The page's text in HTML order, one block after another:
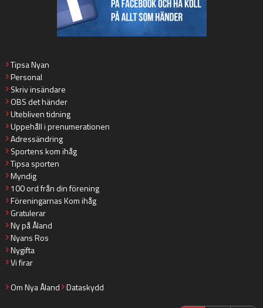
Tipsa Nyan
Personal
Skriv insändare
OBS det händer
Utebliven tidning
Uppehåll i prenumerationen
Adressändring
Sportens kom ihåg
Tipsa sporten
Myndig
100 ord från din förening
Föreningarnas Kom ihåg
Gratulerar
Ny på Åland
Nyans Ros
Nygifta
Vi firar
Om Nya Åland Dataskydd